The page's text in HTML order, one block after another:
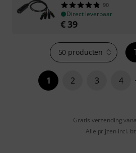
90
Direct leverbaar
€ 39
50 producten
1 2 3 4
Gratis verzending
Alle prijzen incl.